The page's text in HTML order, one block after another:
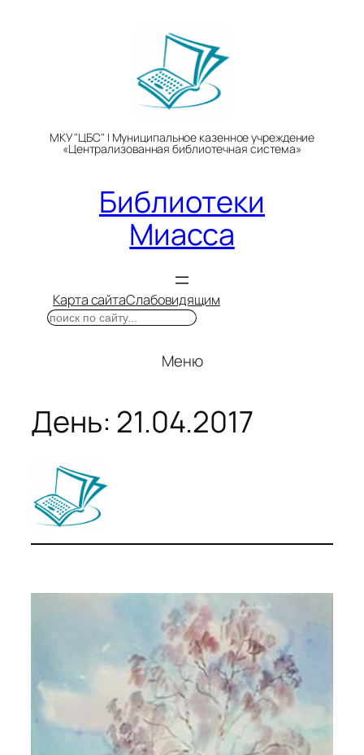
МКУ "ЦБС" | Муниципальное казенное учреждение
«Централизованная библиотечная система»
Библиотеки
Миасса
Карта сайтаСлабовидящим
Поиск
Меню
День: 21.04.2017